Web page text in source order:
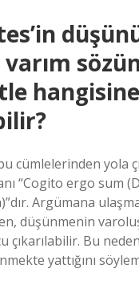
hangisine
cümlelerinden yola
“Cogito ergo sum
Argümana
düşünmenin
çıkarılabilir. Bu
yattığını